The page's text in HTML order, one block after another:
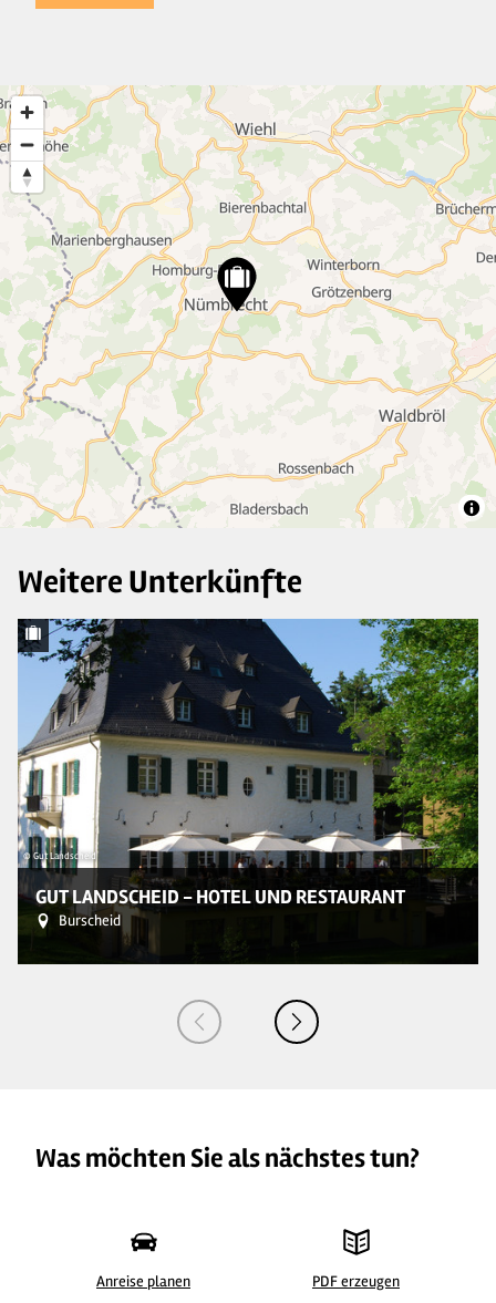
41 2
4
3
Weitere Unterkünfte
© Gut Landscheid
GUT LANDSCHEID - HOTEL UND RESTAURANT
Burscheid
Was möchten Sie als nächstes tun?
Anreise planen PDF erzeugen